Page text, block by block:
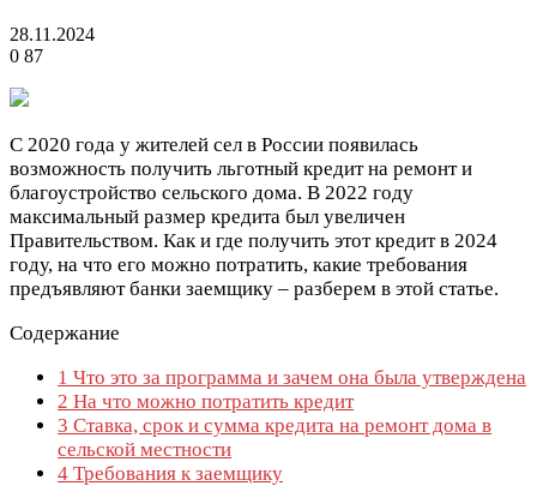
28.11.2024
0 87
С 2020 года у жителей сел в России появилась
возможность получить льготный кредит на ремонт и
благоустройство сельского дома. В 2022 году
максимальный размер кредита был увеличен
Правительством. Как и где получить этот кредит в 2024
году, на что его можно потратить, какие требования
предъявляют банки заемщику – разберем в этой статье.
Содержание
1 Что это за программа и зачем она была утверждена
2 На что можно потратить кредит
3 Ставка, срок и сумма кредита на ремонт дома в
сельской местности
4 Требования к заемщику